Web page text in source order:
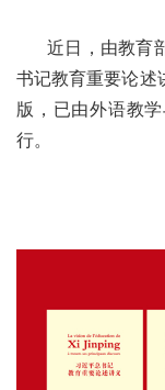
近日，由教育
书记教育重要论述
版，已由外语教
行。